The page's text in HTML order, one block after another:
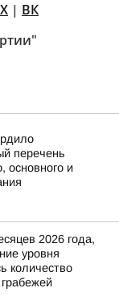
| ВК
перечень
основного и
2026 года,
уровня
количество